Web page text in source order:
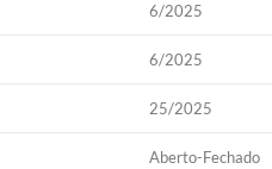
6/2025
6/2025
25/2025
Aberto-Fechado